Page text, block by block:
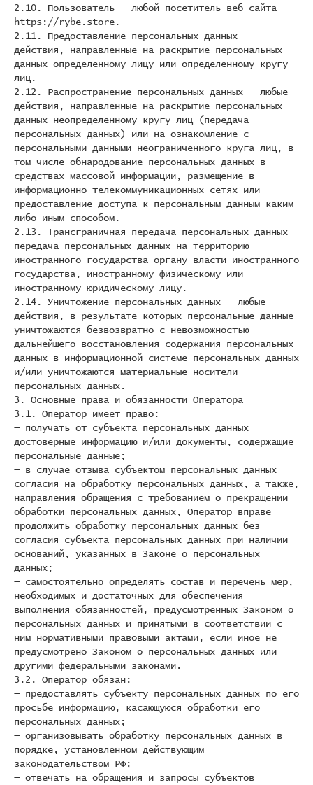
2.10. Пользователь — любой посетитель веб-сайта
https://rybe.store.
2.11. Предоставление персональных данных —
действия, направленные на раскрытие персональных
данных определенному лицу или определенному кругу
лиц.
2.12. Распространение персональных данных — любые
действия, направленные на раскрытие персональных
данных неопределенному кругу лиц (передача
персональных данных) или на ознакомление с
персональными данными неограниченного круга лиц, в
том числе обнародование персональных данных в
средствах массовой информации, размещение в
информационно-телекоммуникационных сетях или
предоставление доступа к персональным данным каким-
либо иным способом.
2.13. Трансграничная передача персональных данных —
передача персональных данных на территорию
иностранного государства органу власти иностранного
государства, иностранному физическому или
иностранному юридическому лицу.
2.14. Уничтожение персональных данных — любые
действия, в результате которых персональные данные
уничтожаются безвозвратно с невозможностью
дальнейшего восстановления содержания персональных
данных в информационной системе персональных данных
и/или уничтожаются материальные носители
персональных данных.
3. Основные права и обязанности Оператора
3.1. Оператор имеет право:
— получать от субъекта персональных данных
достоверные информацию и/или документы, содержащие
персональные данные;
— в случае отзыва субъектом персональных данных
согласия на обработку персональных данных, а также,
направления обращения с требованием о прекращении
обработки персональных данных, Оператор вправе
продолжить обработку персональных данных без
согласия субъекта персональных данных при наличии
оснований, указанных в Законе о персональных
данных;
— самостоятельно определять состав и перечень мер,
необходимых и достаточных для обеспечения
выполнения обязанностей, предусмотренных Законом о
персональных данных и принятыми в соответствии с
ним нормативными правовыми актами, если иное не
предусмотрено Законом о персональных данных или
другими федеральными законами.
3.2. Оператор обязан:
— предоставлять субъекту персональных данных по его
просьбе информацию, касающуюся обработки его
персональных данных;
— организовывать обработку персональных данных в
порядке, установленном действующим
законодательством РФ;
— отвечать на обращения и запросы субъектов